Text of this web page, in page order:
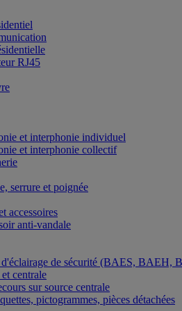
RJ45
et interphonie individuel
et interphonie collectif
serrure et poignée
accessoires
anti-vandale
d'éclairage de sécurité (BAES,
centrale
sur source centrale
pictogrammes, pièces détachées